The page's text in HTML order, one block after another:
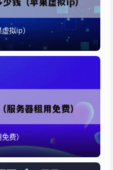
虚拟ip）
费）